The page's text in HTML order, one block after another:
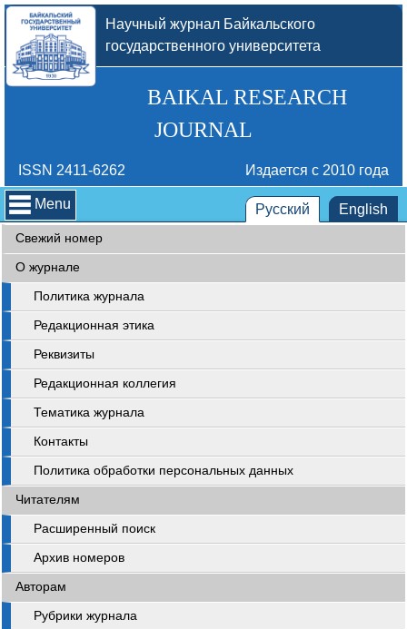
Научный журнал Байкальского
государственного университета
BAIKAL RESEARCH
JOURNAL
ISSN 2411-6262 Издается с 2010 года
Menu Русский English
Свежий номер
О журнале
Политика журнала
Редакционная этика
Реквизиты
Редакционная коллегия
Тематика журнала
Контакты
Политика обработки персональных данных
Читателям
Расширенный поиск
Архив номеров
Авторам
Рубрики журнала